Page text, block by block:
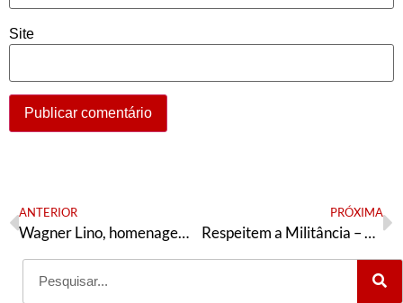
Site
ANTERIOR
Wagner Lino, homenagem a um lutador
PRÓXIMA
Respeitem a Militância – PG 13 Especial Agosto 2018